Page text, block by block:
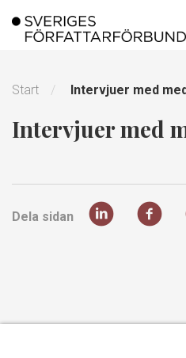
till
Start Intervjuer med
Intervjuer med
Dela sidan